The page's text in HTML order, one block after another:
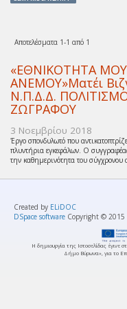
Αποτελέσματα 1-1 από 1
«ΕΘΝΙΚΟΤΗΤΑ
ΑΝΕΜΟΥ»Ματέι
Ν.Π.Δ.Δ.
ΖΩΓΡΑΦΟΥ
3 Νοεμβρίου 2018
Έργο σπονδυλωτό που
πλυντήρια εγκεφάλων. Ο
την καθημερινότητα του
Created by ELiDOC
DSpace software Copyright © 2015
Η δημιουργία της Ιστοσελίδας έγινε
Δήμο Βύρωνα», για το